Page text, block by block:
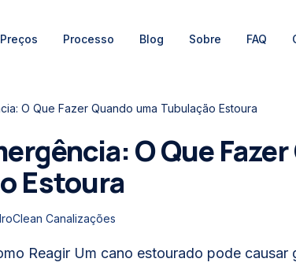
Preços Processo Blog Sobre FAQ
O Que Fazer Quando uma Tubulação Estoura
O Que
Estoura
Canalizações
Reagir Um cano estourado pode causar